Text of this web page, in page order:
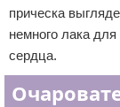
прическа
немного лака
сердца.